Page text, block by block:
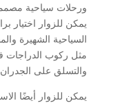
ورحلات سياحية
يمكن للزوار اختيار
السياحية الشهيرة
مثل ركوب الدراجات
والتسلق على
يمكن للزوار أيضًا